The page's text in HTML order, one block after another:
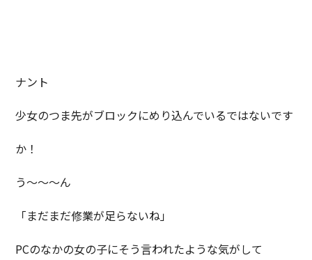
ナント
少女のつま先がブロックにめり込んでいるではないです
か！
う～～～ん
「まだまだ修業が足らないね」
PCのなかの女の子にそう言われたような気がして